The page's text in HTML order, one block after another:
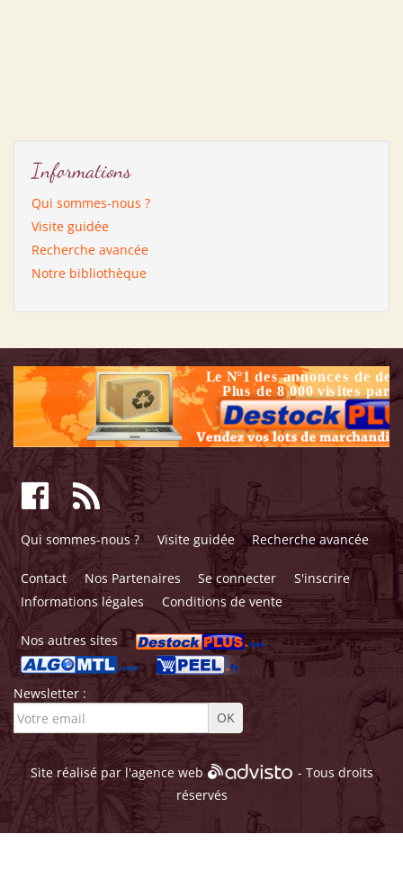
Informations
Qui sommes-nous ?
Visite guidée
Recherche avancée
Notre bibliothèque
Qui sommes-nous ? Visite guidée Recherche avancée
Contact Nos Partenaires Se connecter
S'inscrire
Informations légales
Conditions de vente
Nos autres sites
Newsletter :
Site réalisé par l'agence web
- Tous droits
réservés